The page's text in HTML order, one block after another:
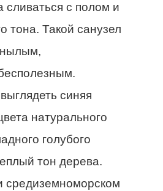
с полом и
тона. Такой санузел
синяя
натурального
голубого
тон дерева.
средиземноморском